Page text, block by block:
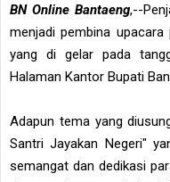
BN Online Bantaeng,--
menjadi pembina upacara
yang di gelar pada
Halaman Kantor Bupati
Adapun tema yang
Santri Jayakan Negeri"
semangat dan dedikasi